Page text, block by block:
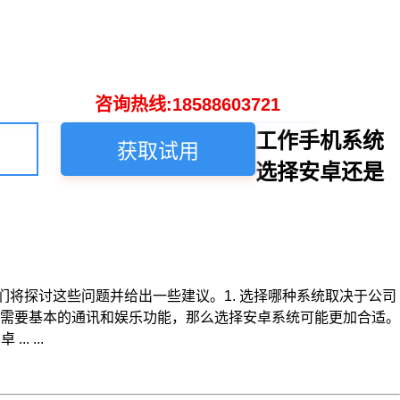
咨询热线:18588603721
获取试用
工作手机系统
选择安卓还是
探讨这些问题并给出一些建议。1. 选择哪种系统取决于公司
基本的通讯和娱乐功能，那么选择安卓系统可能更加合适。
... ...